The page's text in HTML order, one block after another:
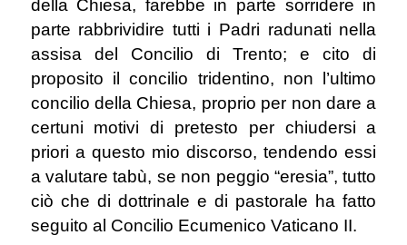
della Chiesa, farebbe in parte sorridere in
parte rabbrividire tutti i Padri radunati nella
assisa del Concilio di Trento; e cito di
proposito il concilio tridentino, non l’ultimo
concilio della Chiesa, proprio per non dare a
certuni motivi di pretesto per chiudersi a
priori a questo mio discorso, tendendo essi
a valutare tabù, se non peggio “eresia”, tutto
ciò che di dottrinale e di pastorale ha fatto
seguito al Concilio Ecumenico Vaticano II.